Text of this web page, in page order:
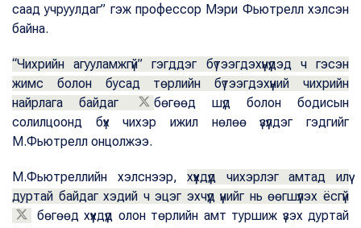
саад учруулдаг” гэж профессор Мэри Фьютрелл хэлсэн
байна.
“Чихрийн агууламжгүй” гэгддэг бүтээгдэхүүнүүдэд ч гэсэн
жимс болон бусад төрлийн бүтээгдэхүүний чихрийн
найрлага байдаг
бөгөөд шүд болон бодисын
солилцоонд бүх чихэр ижил нөлөө үзүүлдэг гэдгийг
М.Фьютрелл онцолжээ.
М.Фьютреллийн хэлснээр,хүүхдүүд чихэрлэг амтад илүү
дуртай байдаг хэдий ч эцэг эхчүүд үүнийг нь өөгшүүлэх ёсгүй
бөгөөд хүүхдүүд олон төрлийн амт туршиж үзэх дуртай